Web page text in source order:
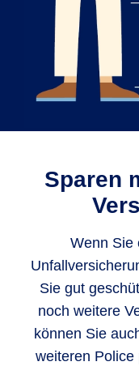
Sparen
Wenn Sie
Sie gut
noch weitere
können Sie
weiteren Police